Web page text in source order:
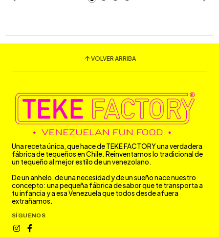
VOLVER ARRIBA
Una receta única, que hace de TEKE FACTORY una verdadera
fábrica de tequeños en Chile. Reinventamos lo tradicional de
un tequeño al mejor estilo de un venezolano.
De un anhelo, de una necesidad y de un sueño nace nuestro
concepto: una pequeña fábrica de sabor que te transporta a
tu infancia y a esa Venezuela que todos desde afuera
extrañamos.
SÍGUENOS